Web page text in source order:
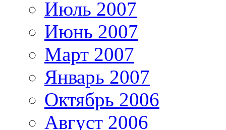
Июль 2007
Июнь 2007
Март 2007
Январь 2007
Октябрь 2006
Август 2006